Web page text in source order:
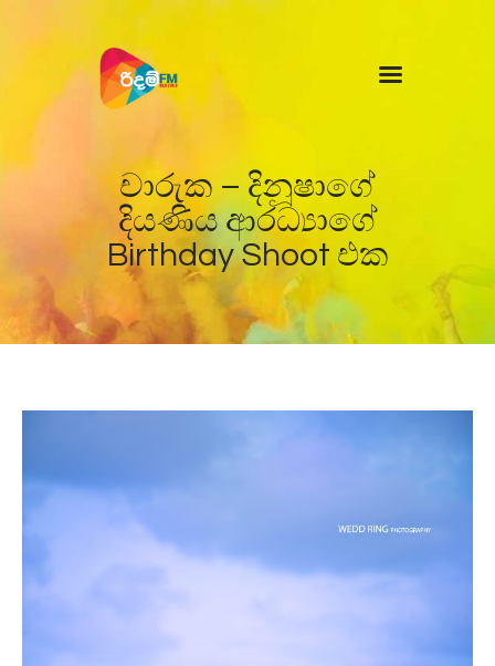
චාරුක – දිනූෂාගේ
දියණිය ආරධ්‍යාගේ
Birthday Shoot එක
News